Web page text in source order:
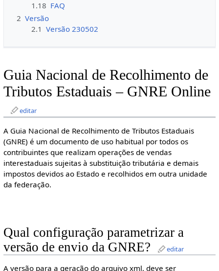
1.18 FAQ
2 Versão
2.1 Versão 230502
Guia Nacional de Recolhimento de
Tributos Estaduais – GNRE Online
editar
A Guia Nacional de Recolhimento de Tributos Estaduais
(GNRE) é um documento de uso habitual por todos os
contribuintes que realizam operações de vendas
interestaduais sujeitas à substituição tributária e demais
impostos devidos ao Estado e recolhidos em outra unidade
da federação.
Qual configuração parametrizar a
versão de envio da GNRE?
editar
A versão para a geração do arquivo xml, deve ser